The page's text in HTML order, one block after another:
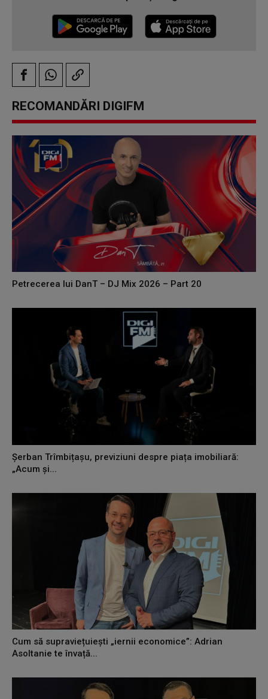
RECOMANDĂRI DIGIFM
Petrecerea lui DanT – DJ Mix 2026 – Part 20
Șerban Trîmbițașu, previziuni despre piața imobiliară:
„Acum și...
Cum să supraviețuiești „iernii economice”: Adrian
Asoltanie te învață...